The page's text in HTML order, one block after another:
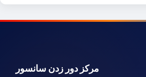
مرکز دور زدن سانسور